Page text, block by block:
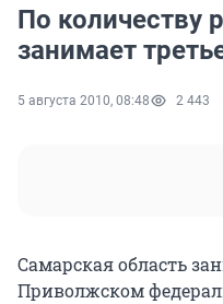
По количеству
занимает
5 августа 2010, 08:48 2 443
Самарская область
Приволжском